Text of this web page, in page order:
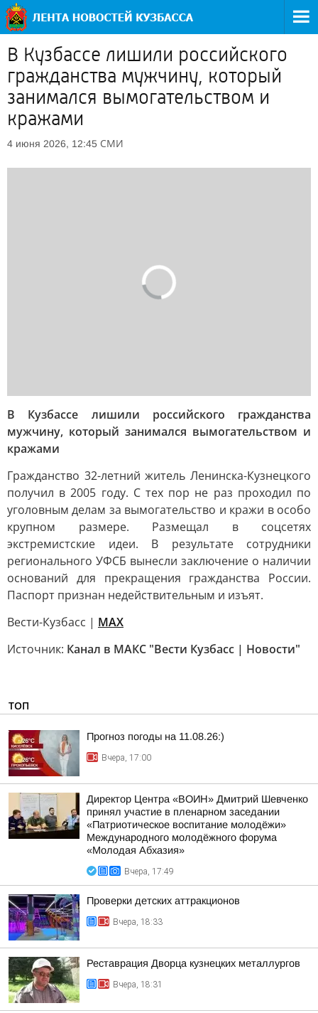
В Кузбассе лишили российского
гражданства мужчину, который
занимался вымогательством и
кражами
4 июня 2026, 12:45 СМИ
В Кузбассе лишили российского гражданства
мужчину, который занимался вымогательством и
кражами
Гражданство 32-летний житель Ленинска-Кузнецкого
получил в 2005 году. С тех пор не раз проходил по
уголовным делам за вымогательство и кражи в особо
крупном размере. Размещал в соцсетях
экстремистские идеи. В результате сотрудники
регионального УФСБ вынесли заключение о наличии
оснований для прекращения гражданства России.
Паспорт признан недействительным и изъят.
Вести-Кузбасс | MAX
Источник: Канал в МАКС "Вести Кузбасс | Новости"
ТОП
Прогноз погоды на 11.08.26:)
Вчера, 17:00
Директор Центра «ВОИН» Дмитрий Шевченко
принял участие в пленарном заседании
«Патриотическое воспитание молодёжи»
Международного молодёжного форума
«Молодая Абхазия»
Вчера, 17:49
Проверки детских аттракционов
Вчера, 18:33
Реставрация Дворца кузнецких металлургов
Вчера, 18:31